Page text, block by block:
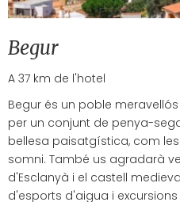
Begur
A 37 km de l'hotel
Begur és un poble
per un conjunt de penya-
bellesa paisatgística, com
somni. També us agradarà
d'Esclanyà i el castell
d'esports d'aigua i